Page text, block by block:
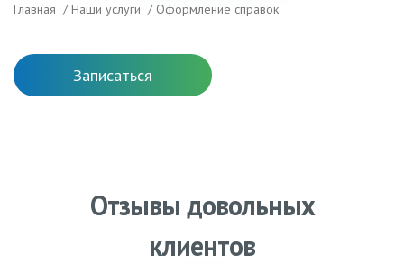
Главная /Наши услуги / Оформление справок
Записаться
Отзывы довольных
клиентов